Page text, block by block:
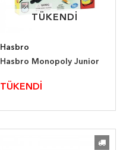
TÜKENDİ
TÜKENDİ
Hasbro
Hasbro Monopoly Junior
TÜKENDİ